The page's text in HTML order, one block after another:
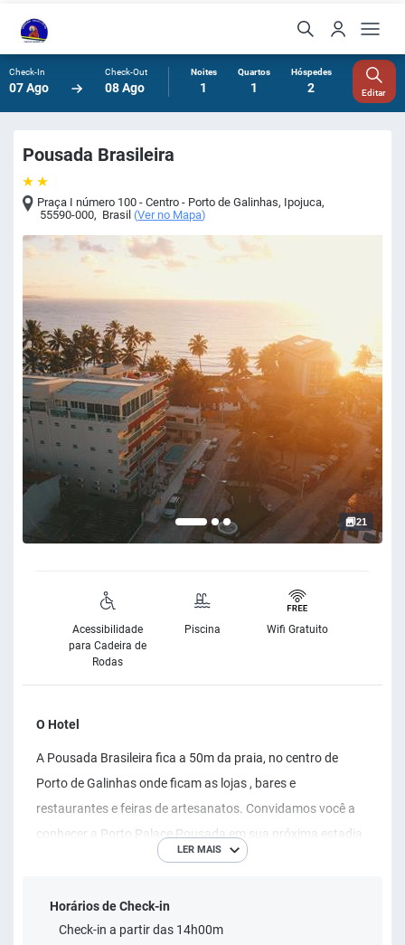
Check-In
07 Ago
Check-Out
08 Ago
Noites
1
Quartos
1
Hóspedes
2 Editar
Pousada Brasileira
Praça I número 100 - Centro - Porto de Galinhas, Ipojuca,
55590-000, Brasil (Ver no Mapa)
21
Acessibilidade
para Cadeira de
Rodas
Piscina Wifi Gratuito
O Hotel
A Pousada Brasileira fica a 50m da praia, no centro de
Porto de Galinhas onde ficam as lojas , bares e
restaurantes e feiras de artesanatos. Convidamos você a
conhecer a Porto Palace Pousada em sua próxima estadia
em Porto de Galinhas. 100 apartamentos configurados
LED, Elevador, Frigobar, Banheiro privatido com água
quente e fria e WI-FI grátis, tudo por preço extremamente
LER MAIS
Horários de Check-in
Check-in a partir das 14h00m